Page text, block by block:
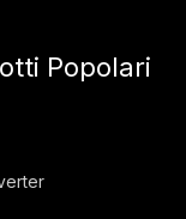
Popolari